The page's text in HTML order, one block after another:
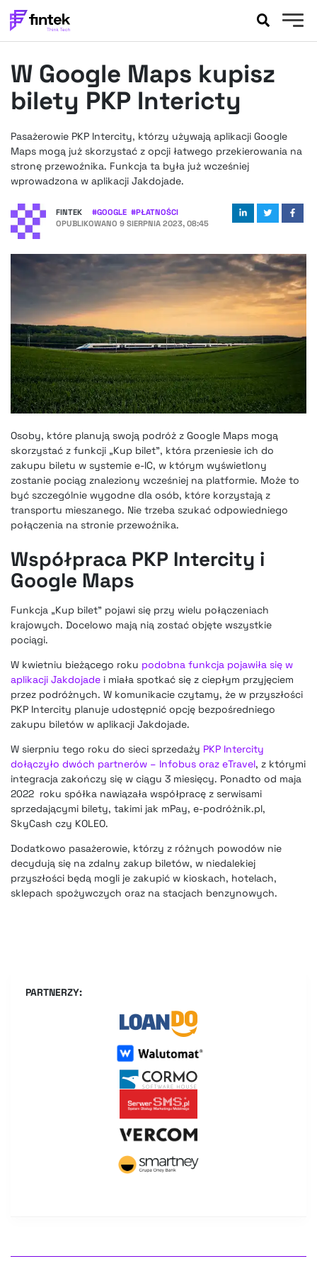
BANKOWOŚĆ
EVENTY
FELIETONY
WYWIADY
LEGAL
PODCASTY
OKIEM EKSPERTA
W Google Maps kupisz
bilety PKP Intericty
Pasażerowie PKP Intercity, którzy używają aplikacji Google
Maps mogą już skorzystać z opcji łatwego przekierowania na
stronę przewoźnika. Funkcja ta była już wcześniej
wprowadzona w aplikacji Jakdojade.
FINTEK #GOOGLE #PŁATNOŚCI
OPUBLIKOWANO 9 SIERPNIA 2023, 08:45
Osoby, które planują swoją podróż z Google Maps mogą
skorzystać z funkcji „Kup bilet”, która przeniesie ich do
zakupu biletu w systemie e-IC, w którym wyświetlony
zostanie pociąg znaleziony wcześniej na platformie. Może to
być szczególnie wygodne dla osób, które korzystają z
transportu mieszanego. Nie trzeba szukać odpowiedniego
połączenia na stronie przewoźnika.
Współpraca PKP Intercity i
Google Maps
Funkcja „Kup bilet” pojawi się przy wielu połączeniach
krajowych. Docelowo mają nią zostać objęte wszystkie
pociągi.
W kwietniu bieżącego roku podobna funkcja pojawiła się w
aplikacji Jakdojade i miała spotkać się z ciepłym przyjęciem
przez podróżnych. W komunikacie czytamy, że w przyszłości
PKP Intercity planuje udostępnić opcję bezpośredniego
zakupu biletów w aplikacji Jakdojade.
W sierpniu tego roku do sieci sprzedaży PKP Intercity
dołączyło dwóch partnerów – Infobus oraz eTravel, z którymi
integracja zakończy się w ciągu 3 miesięcy. Ponadto od maja
2022 roku spółka nawiązała współpracę z serwisami
sprzedającymi bilety, takimi jak mPay, e-podróżnik.pl,
SkyCash czy KOLEO.
Dodatkowo pasażerowie, którzy z różnych powodów nie
decydują się na zdalny zakup biletów, w niedalekiej
przyszłości będą mogli je zakupić w kioskach, hotelach,
sklepach spożywczych oraz na stacjach benzynowych.
PARTNERZY: